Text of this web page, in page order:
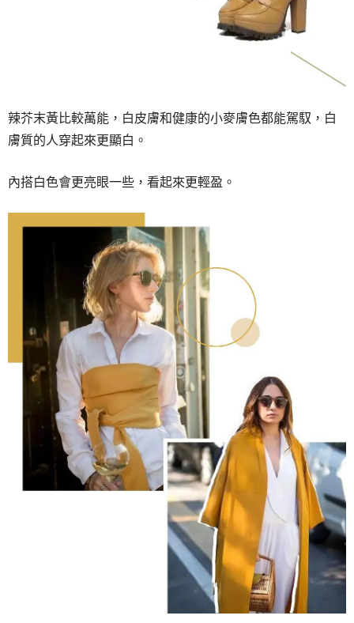
辣芥末黃比較萬能，白皮膚和健康的小麥膚色都能駕馭，白
膚質的人穿起來更顯白。
內搭白色會更亮眼一些，看起來更輕盈。